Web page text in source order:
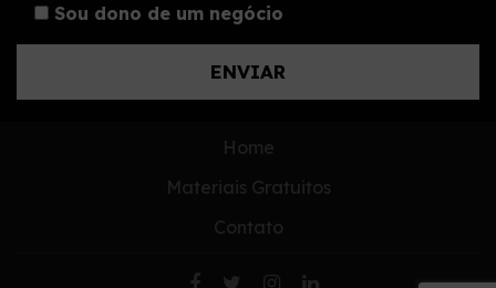
Sou dono de um negócio
Home
Materiais Gratuitos
Contato